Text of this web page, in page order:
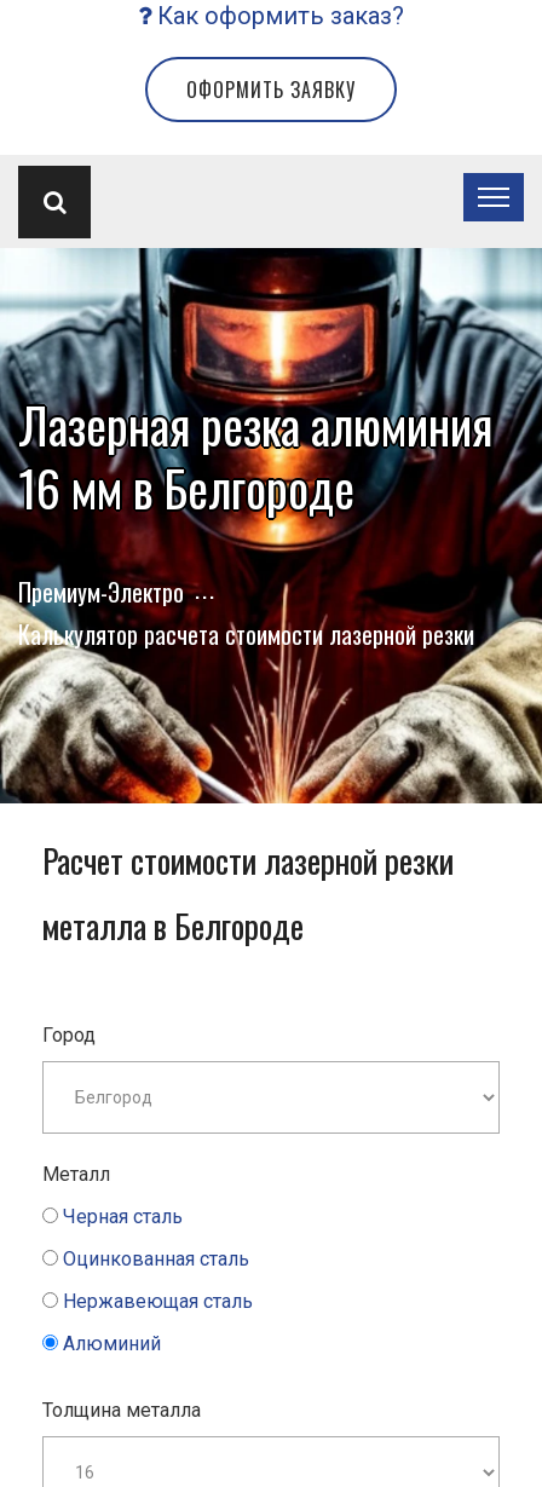
Как оформить заказ?
ОФОРМИТЬ ЗАЯВКУ
Лазерная резка алюминия
16 мм в Белгороде
Премиум-Электро
Калькулятор расчета стоимости лазерной резки
Расчет стоимости лазерной резки
металла в Белгороде
Город
Металл
Черная сталь
Оцинкованная сталь
Нержавеющая сталь
Алюминий
Толщина металла